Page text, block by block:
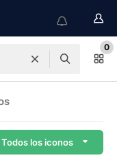
0
Todos los iconos